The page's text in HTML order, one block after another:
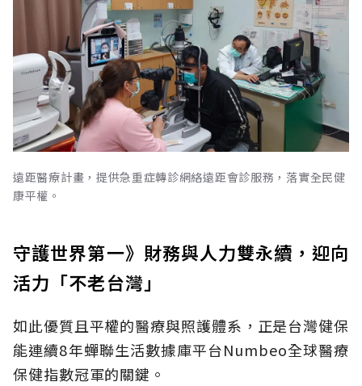
遠距醫療計畫，提供急重症轉診網絡遠距會診服務，落實全民健
康平權。
守護世界第一》財務與人力雙永續，迎向
活力「不老台灣」
如此優質且平權的醫療與照護體系，正是台灣健保
能連續8年蟬聯生活數據庫平台Numbeo全球醫療
保健指數冠軍的關鍵。